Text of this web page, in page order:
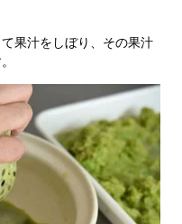
果汁をしぼり、その果汁